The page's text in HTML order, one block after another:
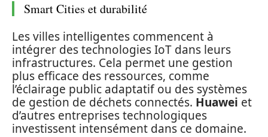
Smart Cities et durabilité
Les villes intelligentes commencent à
intégrer des technologies IoT dans leurs
infrastructures. Cela permet une gestion
plus efficace des ressources, comme
l’éclairage public adaptatif ou des systèmes
de gestion de déchets connectés. Huawei et
d’autres entreprises technologiques
investissent intensément dans ce domaine.